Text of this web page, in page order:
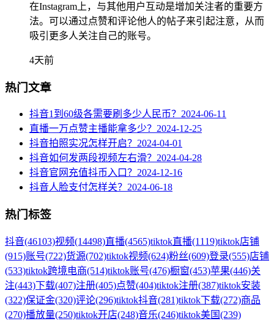
在Instagram上，与其他用户互动是增加关注者的重要方
法。可以通过点赞和评论他人的帖子来引起注意，从而
吸引更多人关注自己的账号。
4天前
热门文章
抖音1到60级各需要刷多少人民币？ 2024-06-11
直播一万点赞主播能拿多少？ 2024-12-25
抖音拍照实况怎样开启？ 2024-04-01
抖音如何发两段视频左右滑？ 2024-04-28
抖音官网充值抖币入口？ 2024-12-16
抖音人脸支付怎样关？ 2024-06-18
热门标签
抖音(46103)视频(14498)直播(4565)tiktok直播(1119)tiktok店铺
(915)账号(722)货源(702)tiktok视频(624)粉丝(609)登录(555)店铺
(533)tiktok跨境电商(514)tiktok账号(476)橱窗(453)苹果(446)关
注(443)下载(407)注册(405)点赞(404)tiktok注册(387)tiktok安装
(322)保证金(320)评论(296)tiktok抖音(281)tiktok下载(272)商品
(270)播放量(250)tiktok开店(248)音乐(246)tiktok美国(239)